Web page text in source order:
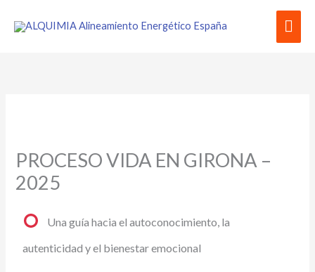
PROCESO VIDA EN GIRONA –
2025
Una guía hacia el autoconocimiento, la
autenticidad y el bienestar emocional